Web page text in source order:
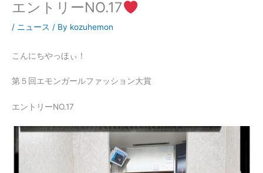
エントリーNO.17
/ ニュース / By kozuhemon
こんにちやっほぃ！
第５回エモンガールファッション大賞
エントリーNO.17